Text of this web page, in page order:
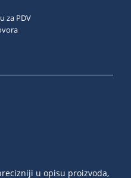
za PDV
u opisu proizvoda,